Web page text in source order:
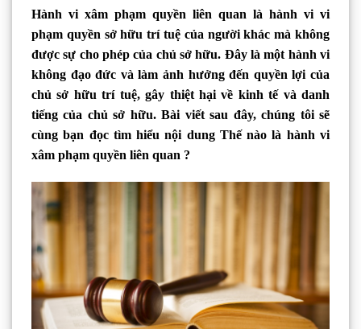
Hành vi xâm phạm quyền liên quan là hành vi vi
phạm quyền sở hữu trí tuệ của người khác mà không
được sự cho phép của chủ sở hữu. Đây là một hành vi
không đạo đức và làm ảnh hưởng đến quyền lợi của
chủ sở hữu trí tuệ, gây thiệt hại về kinh tế và danh
tiếng của chủ sở hữu. Bài viết sau đây, chúng tôi sẽ
cùng bạn đọc tìm hiểu nội dung Thế nào là hành vi
xâm phạm quyền liên quan ?